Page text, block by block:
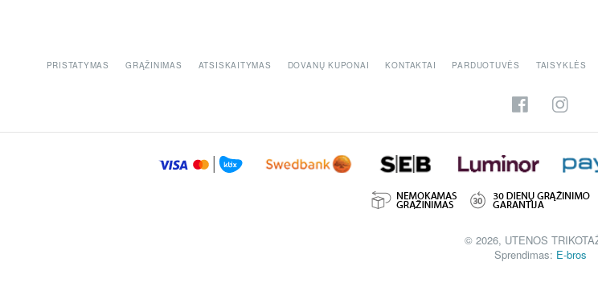
PRISTATYMAS GRĄŽINIMAS ATSISKAITYMAS DOVANŲ KUPONAI KONTAKTAI PARDUOTUVĖS TAISYKLĖS
© 2026, UTENOS
Sprendimas: E-bros